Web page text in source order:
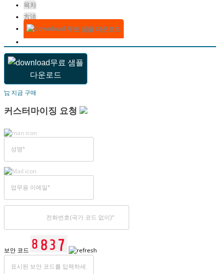
목차
方法
무료 샘플 다운로드
무료 샘플
다운로드
지금 구매
커스터마이징 요청
보안 코드